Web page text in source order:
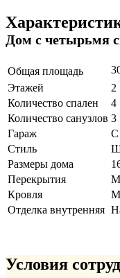
Дом с четырьмя
Общая площадь
Этажей
2
Количество спален
4
Количество санузлов 3
Гараж
С
Стиль
Размеры дома
Перекрытия
Кровля
Отделка внутренняя
Условия